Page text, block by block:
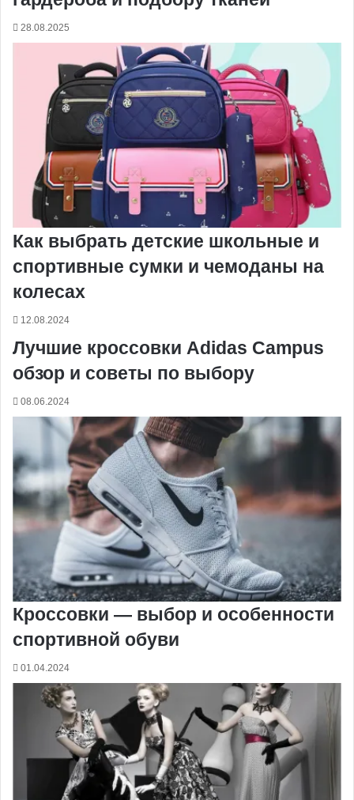
28.08.2025
Как выбрать детские школьные и
спортивные сумки и чемоданы на
колесах
12.08.2024
Лучшие кроссовки Adidas Campus
обзор и советы по выбору
08.06.2024
Кроссовки — выбор и особенности
спортивной обуви
01.04.2024